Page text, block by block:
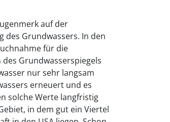
auf der
des Grundwassers. In den
für die
Grundwasserspiegels
nur sehr langsam
erneuert und es
solche Werte langfristig
in dem gut ein Viertel